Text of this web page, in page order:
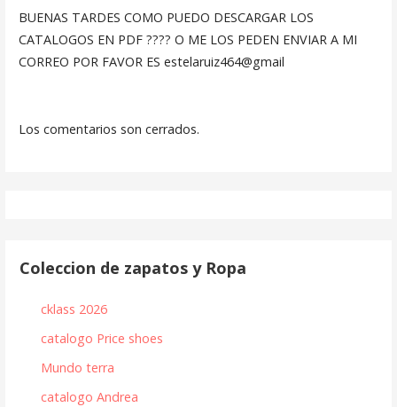
BUENAS TARDES COMO PUEDO DESCARGAR LOS
CATALOGOS EN PDF ???? O ME LOS PEDEN ENVIAR A MI
CORREO POR FAVOR ES estelaruiz464@gmail
Los comentarios son cerrados.
Coleccion de zapatos y Ropa
cklass 2026
catalogo Price shoes
Mundo terra
catalogo Andrea